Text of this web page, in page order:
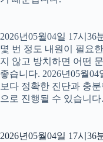
2026년05월04일 17시
몇 번 정도 내원이 필요
지 않고 방치하면 어떤
좋습니다. 2026년05월
보다 정확한 진단과 충
으로 진행될 수 있습니다
2026년05월04일 17시